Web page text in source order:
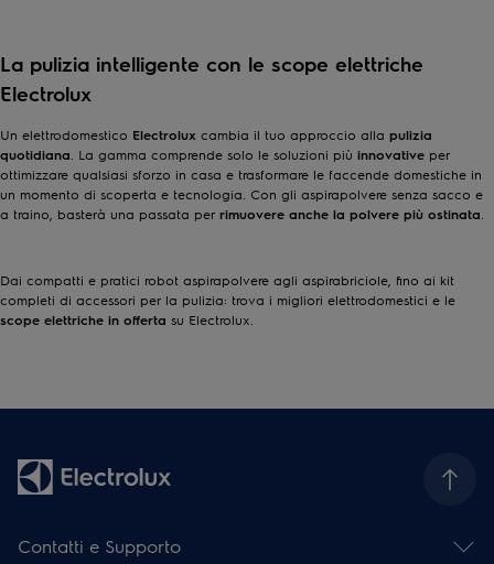
La pulizia intelligente con le scope elettriche
Electrolux
Un elettrodomestico Electrolux cambia il tuo approccio alla pulizia
quotidiana. La gamma comprende solo le soluzioni più innovative per
ottimizzare qualsiasi sforzo in casa e trasformare le faccende domestiche in
un momento di scoperta e tecnologia. Con gli aspirapolvere senza sacco e
a traino, basterà una passata per rimuovere anche la polvere più ostinata.
Dai compatti e pratici robot aspirapolvere agli aspirabriciole, fino ai kit
completi di accessori per la pulizia: trova i migliori elettrodomestici e le
scope elettriche in offerta su Electrolux.
Contatti e Supporto